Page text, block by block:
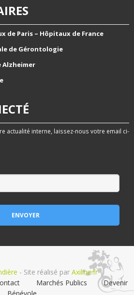
de Paris – Hôpitaux de France
de Gérontologie
Alzheimer
actualité interne, laissez-nous votre email ci-
- Site réalisé par Axiline.fr
Marchés Publics
Devenir